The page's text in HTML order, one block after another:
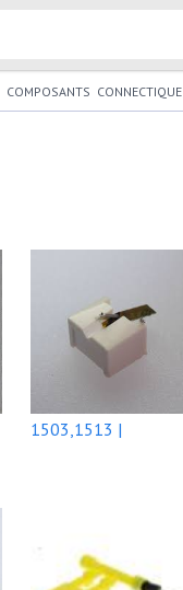
COMPOSANTS CONNECTIQUE
1503,1513 |